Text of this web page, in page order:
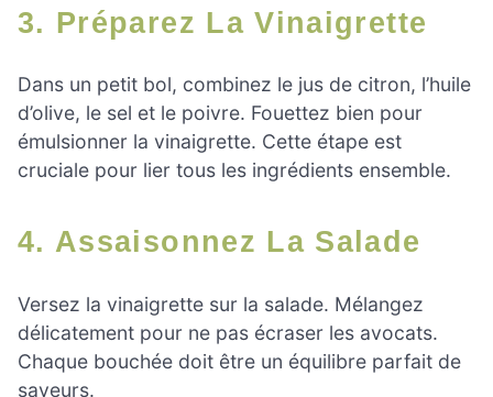
3. Préparez La Vinaigrette
Dans un petit bol, combinez le jus de citron, l’huile
d’olive, le sel et le poivre. Fouettez bien pour
émulsionner la vinaigrette. Cette étape est
cruciale pour lier tous les ingrédients ensemble.
4. Assaisonnez La Salade
Versez la vinaigrette sur la salade. Mélangez
délicatement pour ne pas écraser les avocats.
Chaque bouchée doit être un équilibre parfait de
saveurs.